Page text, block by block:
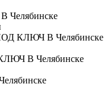
КЛЮЧ В Челябинске
В Челябинске